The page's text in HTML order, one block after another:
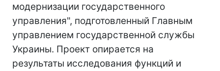
модернизации государственного
управления", подготовленный Главным
управлением государственной службы
Украины. Проект опирается на
результаты исследования функций и